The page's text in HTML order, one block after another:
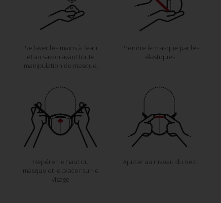
Se laver les mains à l’eau
et au savon avant toute
manipulation du masque.
Prendre le masque par les
élastiques
Repérer le haut du
masque et le placer sur le
visage
Ajuster au niveau du nez.